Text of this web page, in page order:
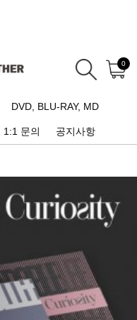
0
DVD, BLU-RAY, MD
1:1 문의 공지사항